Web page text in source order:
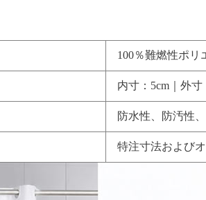
100％難燃性ポリ
内寸：5cm｜外寸
防水性、防汚性
特注寸法および